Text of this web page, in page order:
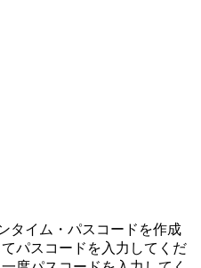
タイム・パスコードを作成
パスコードを入力してくだ